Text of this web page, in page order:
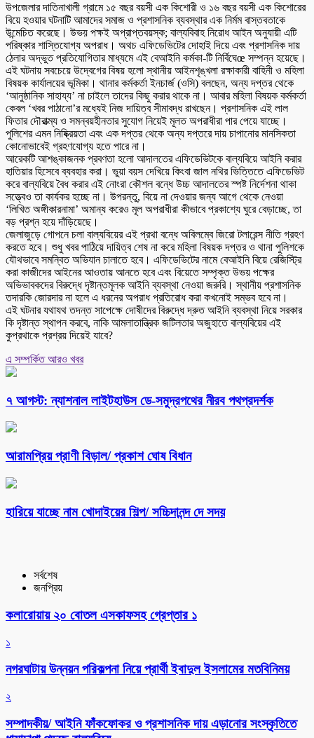
উপজেলার দাতিনাখালী গ্রামে ১৫ বছর বয়সী এক কিশোরী ও ১৬ বছর বয়সী এক কিশোরের
বিয়ে হওয়ার ঘটনাটি আমাদের সমাজ ও প্রশাসনিক ব্যবস্থার এক নির্মম বাস্তবতাকে
উন্মেচিত করেছে। উভয় পক্ষই অপ্রাপ্তবয়স্ক; বাল্যবিবাহ নিরোধ আইন অনুযায়ী এটি
পরিষ্কার শাস্তিযোগ্য অপরাধ। অথচ এফিডেভিটের দোহাই দিয়ে এবং প্রশাসনিক দায়
ঠেলার অদ্ভুত প্রতিযোগিতার মাধ্যমে এই বেআইনি কর্মকা-টি নির্বিঘেœ সম্পন্ন হয়েছে।
এই ঘটনায় সবচেয়ে উদ্বেগের বিষয় হলো স্থানীয় আইনশৃঙ্খলা রক্ষাকারী বাহিনী ও মহিলা
বিষয়ক কার্যালয়ের ভূমিকা। থানার কর্মকর্তা ইনচার্জ (ওসি) বলছেন, অন্য দপ্তর থেকে
‘আনুষ্ঠানিক সাহায্য’ না চাইলে তাদের কিছু করার থাকে না। আবার মহিলা বিষয়ক কর্মকর্তা
কেবল ‘খবর পাঠানো’র মধ্যেই নিজ দায়িত্ব সীমাবদ্ধ রাখছেন। প্রশাসনিক এই লাল
ফিতার দৌরাত্ম্য ও সমন্বয়হীনতার সুযোগ নিয়েই মূলত অপরাধীরা পার পেয়ে যাচ্ছে।
পুলিশের এমন নিষ্ক্রিয়তা এবং এক দপ্তর থেকে অন্য দপ্তরে দায় চাপানোর মানসিকতা
কোনোভাবেই গ্রহণযোগ্য হতে পারে না।
আরেকটি আশঙ্কাজনক প্রবণতা হলো আদালতের এফিডেভিটকে বাল্যবিয়ে আইনি করার
হাতিয়ার হিসেবে ব্যবহার করা। ভুয়া বয়স দেখিয়ে কিংবা জাল নথির ভিত্তিতে এফিডেভিট
করে বাল্যবিয়ে বৈধ করার এই নোংরা কৌশল বন্ধে উচ্চ আদালতের স্পষ্ট নির্দেশনা থাকা
সত্ত্বেও তা কার্যকর হচ্ছে না। উপরন্তু, বিয়ে না দেওয়ার জন্য আগে থেকে নেওয়া
‘লিখিত অঙ্গীকারনামা’ অমান্য করেও মূল অপরাধীরা কীভাবে প্রকাশ্যে ঘুরে বেড়াচ্ছে, তা
বড় প্রশ্ন হয়ে দাঁড়িয়েছে।
জেলাজুড়ে গোপনে চলা বাল্যবিয়ের এই প্রথা বন্ধে অবিলম্বে জিরো টলারেন্স নীতি গ্রহণ
করতে হবে। শুধু খবর পাঠিয়ে দায়িত্ব শেষ না করে মহিলা বিষয়ক দপ্তর ও থানা পুলিশকে
যৌথভাবে সমন্বিত অভিযান চালাতে হবে। এফিডেভিটের নামে বেআইনি বিয়ে রেজিস্ট্রি
করা কাজীদের আইনের আওতায় আনতে হবে এবং বিয়েতে সম্পৃক্ত উভয় পক্ষের
অভিভাবকদের বিরুদ্ধে দৃষ্টান্তমূলক আইনি ব্যবস্থা নেওয়া জরুরি। স্থানীয় প্রশাসনিক
তদারকি জোরদার না হলে এ ধরনের অপরাধ প্রতিরোধ করা কখনোই সম্ভব হবে না।
এই ঘটনার যথাযথ তদন্ত সাপেক্ষে দোষীদের বিরুদ্ধে দ্রুত আইনি ব্যবস্থা নিয়ে সরকার
কি দৃষ্টান্ত স্থাপন করবে, নাকি আমলাতান্ত্রিক জটিলতার অজুহাতে বাল্যবিয়ের এই
কুপ্রথাকে প্রশ্রয় দিয়েই যাবে?
এ সম্পর্কিত আরও খবর
৭ আগস্ট: ন্যাশনাল লাইটহাউস ডে-সমুদ্রপথের নীরব পথপ্রদর্শক
আরামপ্রিয় প্রাণী বিড়াল/ প্রকাশ ঘোষ বিধান
হারিয়ে যাচ্ছে নাম খোদাইয়ের শিল্প/ সচ্চিদানন্দ দে সদয়
সর্বশেষ
জনপ্রিয়
কলারোয়ায় ২০ বোতল এসকাফসহ গ্রেপ্তার ১
১
নগরঘাটায় উন্নয়ন পরিকল্পনা নিয়ে প্রার্থী ইবাদুল ইসলামের মতবিনিময়
২
সম্পাদকীয়/ আইনি ফাঁকফোকর ও প্রশাসনিক দায় এড়ানোর সংস্কৃতিতে